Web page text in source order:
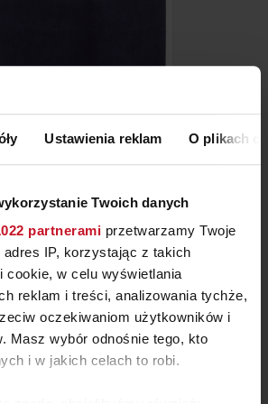
Ustawienia reklam O plikach
Twoich danych
partnerami przetwarzamy Twoje
adres IP, korzystając z takich
cookie, w celu wyświetlania
reklam i treści, analizowania tychże,
oczekiwaniom użytkowników i
Masz wybór odnośnie tego, kto
i w jakich celach to robi.
O CENĘ W SALONIE